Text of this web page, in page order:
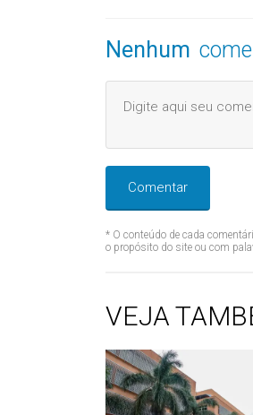
Nenhum
Comentar
* O conteúdo de cada
o propósito do site ou com
VEJA